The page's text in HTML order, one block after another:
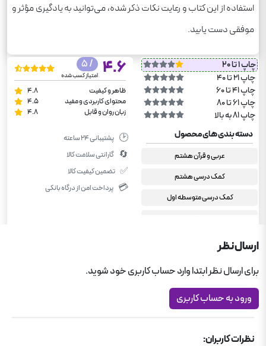
استفاده از این کتاب و رعایت نکات ذکر شده، می‌توانید به یادگیری مؤثر و
موفقی دست یابید.
چاپ 1 تا 20
چاپ 21 تا 40
چاپ 41 تا 60
چاپ 61 تا 80
چاپ 81 به بالا
4.6
/ 5
امتیاز کسب شده
ظاهر و کیفیت
4.8
محتوای کاربردی و مفید
4.5
زبان روان و قابل
4.8
دسته بندی های محصول
عربی و قرآن هشتم
کمک درسی هشتم
کمک درسی متوسطه اول
جامع متوسطه اول
🕑 پشتیبانی ۲۴ ساعته
🔄 گارانتی سلامت کالا
✅ تضمین کیفیت کالا
💳 پرداخت امن از درگاه بانکی
ارسال نظر
برای ارسال نظر ابتدا وارد حساب کاربری خود شوید.
ورود به حساب کاربری
نظرات کاربران: